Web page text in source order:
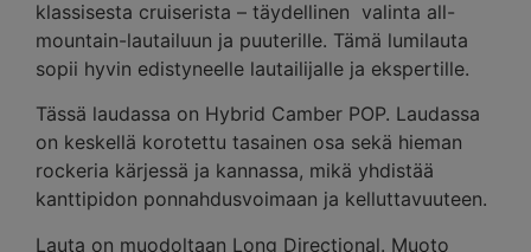
klassisesta cruiserista – täydellinen valinta all-
mountain-lautailuun ja puuterille. Tämä lumilauta
sopii hyvin edistyneelle lautailijalle ja ekspertille.
Tässä laudassa on Hybrid Camber POP. Laudassa
on keskellä korotettu tasainen osa sekä hieman
rockeria kärjessä ja kannassa, mikä yhdistää
kanttipidon ponnahdusvoimaan ja kelluttavuuteen.
Lauta on muodoltaan Long Directional. Muoto